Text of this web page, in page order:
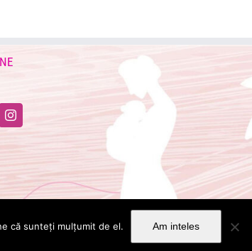
că sunteți mulțumit de el. Am inteles